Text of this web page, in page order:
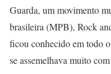
Guarda, um movimento
brasileira (MPB), Rock
ficou conhecido em todo
se assemelhava muito